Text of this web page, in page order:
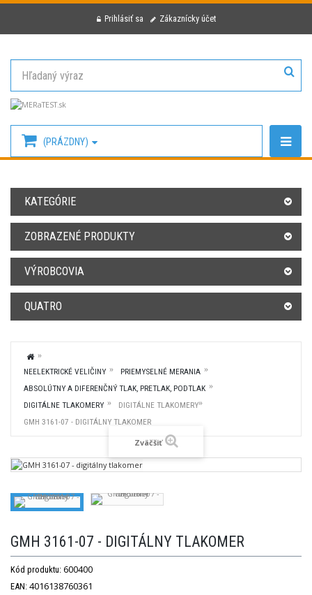
Prihlásiť sa Zákaznícky účet
(PRÁZDNY)
KATEGÓRIE
ZOBRAZENÉ PRODUKTY
VÝROBCOVIA
QUATRO
NEELEKTRICKÉ VELIČINY
PRIEMYSELNÉ MERANIA
ABSOLÚTNY A DIFERENČNÝ TLAK, PRETLAK, PODTLAK
DIGITÁLNE TLAKOMERY
DIGITÁLNE TLAKOMERY
GMH 3161-07 - DIGITÁLNY TLAKOMER
Zväčšiť
GMH 3161-07 - DIGITÁLNY TLAKOMER
Kód produktu: 600400
EAN: 4016138760361